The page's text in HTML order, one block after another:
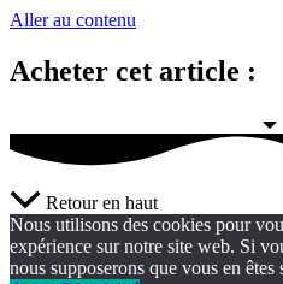
Aller au contenu
Acheter cet article :
Retour en haut
Nous utilisons des cookies pour
expérience sur notre site web. Si
nous supposerons que vous en êtes